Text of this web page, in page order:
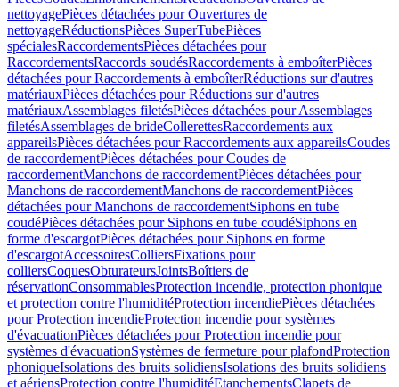
nettoyagePièces détachées pour Ouvertures de
nettoyageRéductionsPièces SuperTubePièces
spécialesRaccordementsPièces détachées pour
RaccordementsRaccords soudésRaccordements à emboîterPièces
détachées pour Raccordements à emboîterRéductions sur d'autres
matériauxPièces détachées pour Réductions sur d'autres
matériauxAssemblages filetésPièces détachées pour Assemblages
filetésAssemblages de brideCollerettesRaccordements aux
appareilsPièces détachées pour Raccordements aux appareilsCoudes
de raccordementPièces détachées pour Coudes de
raccordementManchons de raccordementPièces détachées pour
Manchons de raccordementManchons de raccordementPièces
détachées pour Manchons de raccordementSiphons en tube
coudéPièces détachées pour Siphons en tube coudéSiphons en
forme d'escargotPièces détachées pour Siphons en forme
d'escargotAccessoiresColliersFixations pour
colliersCoquesObturateursJointsBoîtiers de
réservationConsommablesProtection incendie, protection phonique
et protection contre l'humiditéProtection incendiePièces détachées
pour Protection incendieProtection incendie pour systèmes
d'évacuationPièces détachées pour Protection incendie pour
systèmes d'évacuationSystèmes de fermeture pour plafondProtection
phoniqueIsolations des bruits solidiensIsolations des bruits solidiens
et aériensProtection contre l'humiditéEtanchementsClapets de